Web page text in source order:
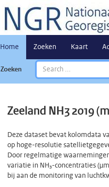
Home Zoeken Kaart
Zoeken
Zeeland NH3 2019
Deze dataset bevat kolomdata
op hoge-resolutie
Door regelmatige
variatie in NH₃-concentraties
bij aan de monitoring van